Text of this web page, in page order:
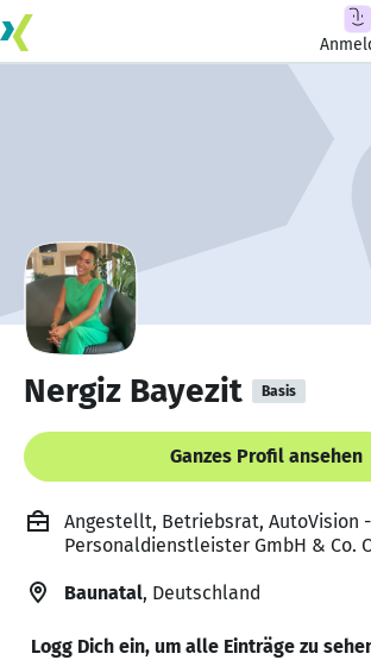
Nergiz Bayezit Basis
Ganzes Profil ansehen
Angestellt, Betriebsrat, AutoVision
Personaldienstleister GmbH & Co.
Baunatal, Deutschland
Logg Dich ein, um alle Einträge zu